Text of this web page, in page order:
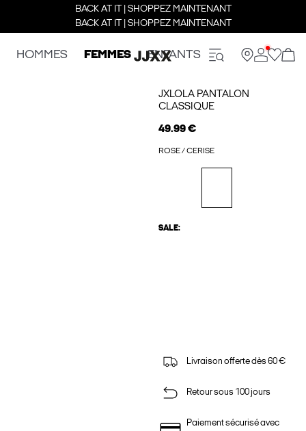
BACK AT IT | SHOPPEZ MAINTENANT
BACK AT IT | SHOPPEZ MAINTENANT
HOMMES FEMMES ENFANTS
JXLOLA PANTALON
CLASSIQUE
49.99 €
ROSE / CERISE
SALE:
Livraison offerte dès 60 €
Retour sous 100 jours
Paiement sécurisé avec